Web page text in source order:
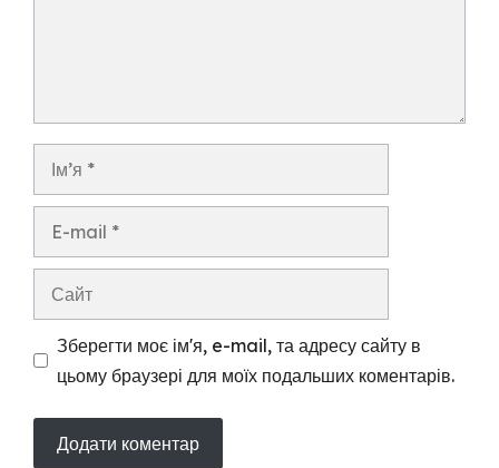
Зберегти моє ім'я, e-mail, та адресу сайту в
цьому браузері для моїх подальших коментарів.